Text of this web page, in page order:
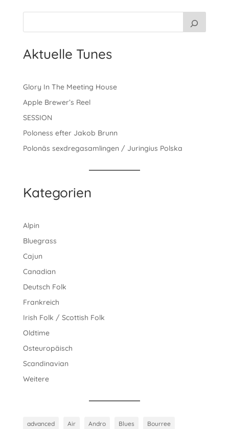
Aktuelle Tunes
Glory In The Meeting House
Apple Brewer’s Reel
SESSION
Poloness efter Jakob Brunn
Polonäs sexdregasamlingen / Juringius Polska
Kategorien
Alpin
Bluegrass
Cajun
Canadian
Deutsch Folk
Frankreich
Irish Folk / Scottish Folk
Oldtime
Osteuropäisch
Scandinavian
Weitere
advanced Air Andro Blues Bourree